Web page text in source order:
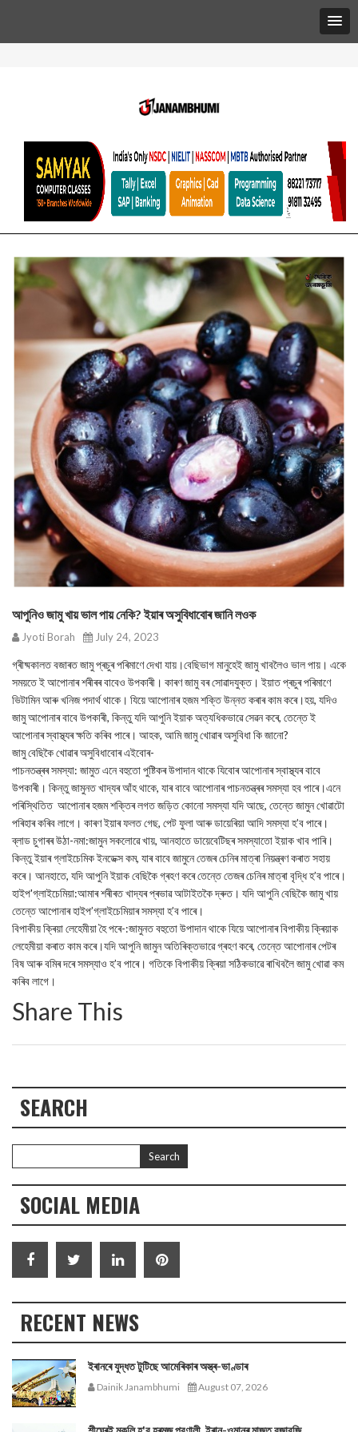
আপুনিও জামু খায় ভাল পায় নেকি? ইয়াৰ অসুবিধাবোৰ জানি লওক
Jyoti Borah July 24, 2023
গ্ৰীষ্মকালত বজাৰত জামু প্ৰচুৰ পৰিমাণে দেখা যায়।বেছিভাগ মানুহেই জামু খাবলৈও ভাল পায়। একে
সময়তে ই আপোনাৰ শৰীৰৰ বাবেও উপকাৰী। কাৰণ জামু বৰ সোৱাদযুক্ত। ইয়াত প্ৰচুৰ পৰিমাণে
ভিটামিন আৰু খনিজ পদাৰ্থ থাকে। যিয়ে আপোনাৰ হজম শক্তি উন্নত কৰাৰ কাম কৰে।হয়, যদিও
জামু আপোনাৰ বাবে উপকাৰী, কিন্তু যদি আপুনি ইয়াক অত্যধিকভাৱে সেৱন কৰে, তেন্তে ই
আপোনাৰ স্বাস্থ্যৰ ক্ষতি কৰিব পাৰে। আহক, আমি জামু খোৱাৰ অসুবিধা কি জানো?
জামু বেছিকৈ খোৱাৰ অসুবিধাবোৰ এইবোৰ-
পাচনতন্ত্ৰৰ সমস্যা: জামুত এনে বহুতো পুষ্টিকৰ উপাদান থাকে যিবোৰ আপোনাৰ স্বাস্থ্যৰ বাবে
উপকাৰী। কিন্তু জামুনত খাদ্যৰ আঁহ থাকে, যাৰ বাবে আপোনাৰ পাচনতন্ত্ৰৰ সমস্যা হব পাৰে।এনে
পৰিস্থিতিত আপোনাৰ হজম শক্তিৰ লগত জড়িত কোনো সমস্যা যদি আছে, তেন্তে জামুন খোৱাটো
পৰিহাৰ কৰিব লাগে। কাৰণ ইয়াৰ ফলত গেছ, পেট ফুলা আৰু ডায়েৰিয়া আদি সমস্যা হ’ব পাৰে।
ব্লাড চুগাৰৰ উঠা-নমা:জামুন সকলোৱে খায়, আনহাতে ডায়েবেটিছৰ সমস্যাতো ইয়াক খাব পাৰি।
কিন্তু ইয়াৰ গ্লাইচেমিক ইনডেক্স কম, যাৰ বাবে জামুনে তেজৰ চেনিৰ মাত্ৰা নিয়ন্ত্ৰণ কৰাত সহায়
কৰে। আনহাতে, যদি আপুনি ইয়াক বেছিকৈ গ্ৰহণ কৰে তেন্তে তেজৰ চেনিৰ মাত্ৰা বৃদ্ধি হ’ব পাৰে।
হাইপ'গ্লাইচেমিয়া:আমাৰ শৰীৰত খাদ্যৰ প্ৰভাৱ আটাইতকৈ দ্ৰুত। যদি আপুনি বেছিকৈ জামু খায়
তেন্তে আপোনাৰ হাইপ’গ্লাইচেমিয়াৰ সমস্যা হ’ব পাৰে।
বিপাকীয় ক্ৰিয়া লেহেমীয়া হৈ পৰে-:জামুনত বহুতো উপাদান থাকে যিয়ে আপোনাৰ বিপাকীয় ক্ৰিয়াক
লেহেমীয়া কৰাত কাম কৰে।যদি আপুনি জামুন অতিৰিক্তভাৱে গ্ৰহণ কৰে, তেন্তে আপোনাৰ পেটৰ
বিষ আৰু বমিৰ দৰে সমস্যাও হ’ব পাৰে। গতিকে বিপাকীয় ক্ৰিয়া সঠিকভাৱে ৰাখিবলৈ জামু খোৱা কম
কৰিব লাগে।
Share This
SEARCH
SOCIAL MEDIA
RECENT NEWS
ইৰানৰে যুদ্ধত টুটিছে আমেৰিকাৰ অস্ত্ৰ-ভাণ্ডাৰ
Dainik Janambhumi August 07, 2026